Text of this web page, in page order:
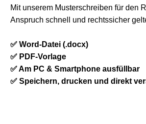
Mit unserem Musterschreiben für den
Anspruch schnell und rechtssicher
✅ Word-Datei (.docx)
✅ PDF-Vorlage
✅ Am PC & Smartphone ausfüllbar
✅ Speichern, drucken und direkt